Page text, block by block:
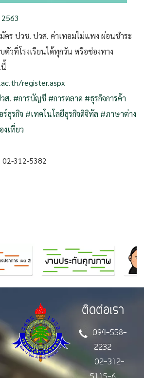
คร ปวช. ปวส. ค่าเทอมไม่แพง ผ่อนชำระ
ตัวที่โรงเรียนได้ทุกวัน หรือช่องทาง
register.aspx
ส. #การบัญชี #การตลาด #ธุรกิจการค้า
ธุรกิจ #เทคโนโลยีธุรกิจดิจิทัล #ภาษาต่าง
งเที่ยว
312-5382
ติดต่อเรา
094-558-
2232
02-312-